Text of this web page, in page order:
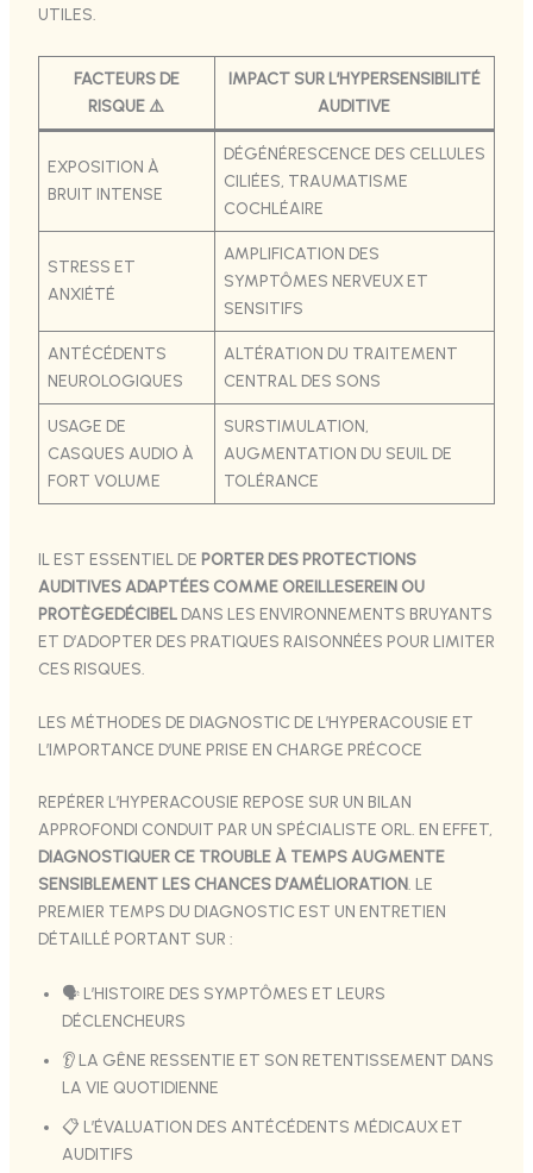
UTILES.
FACTEURS DE
RISQUE ⚠️
IMPACT SUR L’HYPERSENSIBILITÉ
AUDITIVE
EXPOSITION À
BRUIT INTENSE
DÉGÉNÉRESCENCE DES CELLULES
CILIÉES, TRAUMATISME
COCHLÉAIRE
STRESS ET
ANXIÉTÉ
AMPLIFICATION DES
SYMPTÔMES NERVEUX ET
SENSITIFS
ANTÉCÉDENTS
NEUROLOGIQUES
ALTÉRATION DU TRAITEMENT
CENTRAL DES SONS
USAGE DE
CASQUES AUDIO À
FORT VOLUME
SURSTIMULATION,
AUGMENTATION DU SEUIL DE
TOLÉRANCE
IL EST ESSENTIEL DE PORTER DES PROTECTIONS
AUDITIVES ADAPTÉES COMME OREILLESEREIN OU
PROTÈGEDÉCIBELDANS LES ENVIRONNEMENTS BRUYANTS
ET D’ADOPTER DES PRATIQUES RAISONNÉES POUR LIMITER
CES RISQUES.
LES MÉTHODES DE DIAGNOSTIC DE L’HYPERACOUSIE ET
L’IMPORTANCE D’UNE PRISE EN CHARGE PRÉCOCE
REPÉRER L’HYPERACOUSIE REPOSE SUR UN BILAN
APPROFONDI CONDUIT PAR UN SPÉCIALISTE ORL. EN EFFET,
DIAGNOSTIQUER CE TROUBLE À TEMPS AUGMENTE
SENSIBLEMENT LES CHANCES D’AMÉLIORATION. LE
PREMIER TEMPS DU DIAGNOSTIC EST UN ENTRETIEN
DÉTAILLÉ PORTANT SUR :
🗣️ L’HISTOIRE DES SYMPTÔMES ET LEURS
DÉCLENCHEURS
👂 LA GÊNE RESSENTIE ET SON RETENTISSEMENT DANS
LA VIE QUOTIDIENNE
📋 L’ÉVALUATION DES ANTÉCÉDENTS MÉDICAUX ET
AUDITIFS